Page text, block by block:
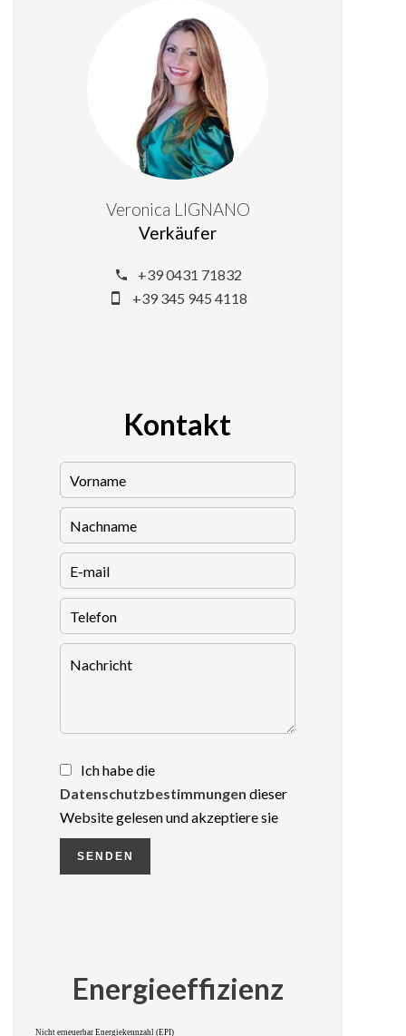
Veronica LIGNANO
Verkäufer
+39 0431 71832
+39 345 945 4118
Kontakt
Ich habe die
Datenschutzbestimmungen dieser
Website gelesen und akzeptiere sie
SENDEN
Energieeffizienz
Nicht erneuerbar Energiekennzahl (EPI)